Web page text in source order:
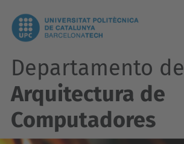
Departamento de
Arquitectura de
Computadores